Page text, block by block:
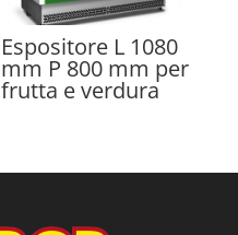
Espositore L 1080
mm P 800 mm per
frutta e verdura